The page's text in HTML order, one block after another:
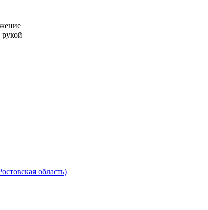
рукой
область)